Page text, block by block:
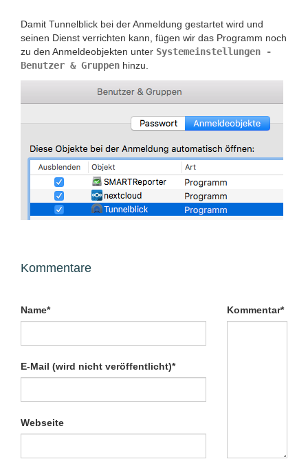
Damit Tunnelblick bei der Anmeldung gestartet wird und
seinen Dienst verrichten kann, fügen wir das Programm noch
zu den Anmeldeobjekten unter Systemeinstellungen -
Benutzer & Gruppenhinzu.
Kommentare
Pflichtfeld
Name*
Pflichtfeld
E-Mail (wird nicht veröffentlicht)*
Webseite
Pflichtfeld
Kommentar*